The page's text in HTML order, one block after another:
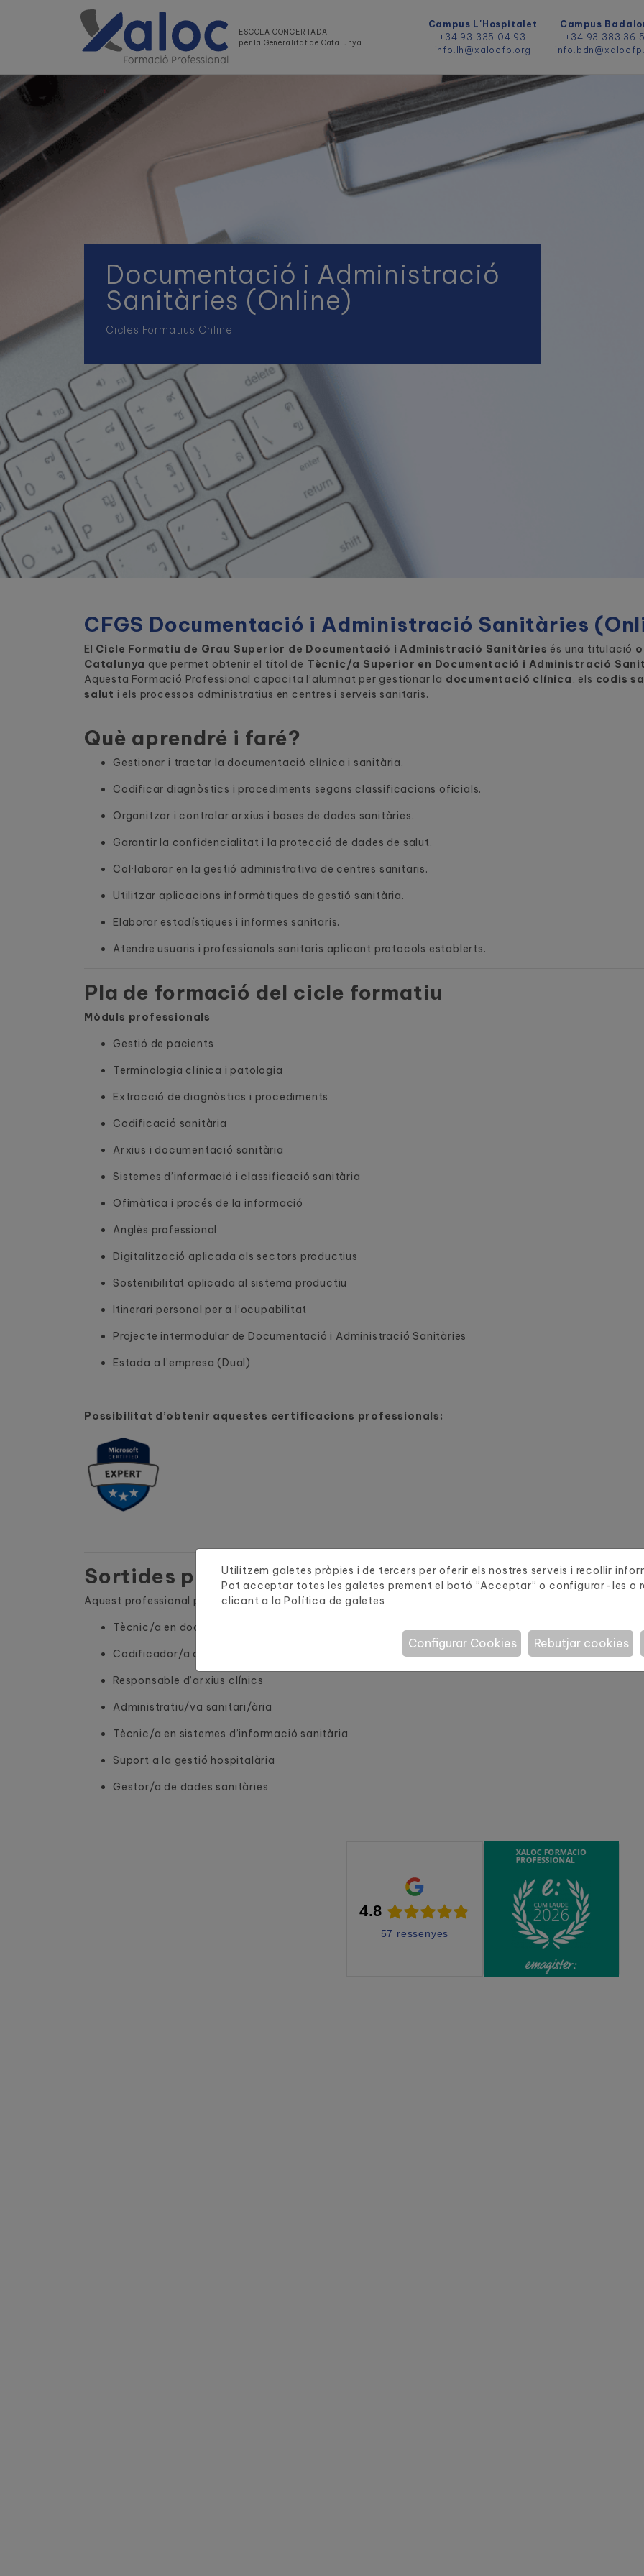
ESCOLA CONCERTADA
per la Generalitat de Catalunya
Campus L'Hospitalet
+34 93 335 04 93
info.lh@xalocfp.org
Campus
+34 93 383 36
Documentació i Administració
Sanitàries (Online)
Cicles Formatius Online
CFGS Documentació i Administració Sanitàries
El Cicle Formatiu de Grau Superior de Documentació i Administració Sanitàries és una titulació
Catalunya que permet obtenir el títol de Tècnic/a Superior en Documentació i Administració
Aquesta Formació Professional capacita l’alumnat per gestionar la documentació clínica , els codis
salut i els processos administratius en centres i serveis sanitaris.
Què aprendré i faré?
Gestionar i tractar la documentació clínica i sanitària.
Codificar diagnòstics i procediments segons classificacions oficials.
Organitzar i controlar arxius i bases de dades sanitàries.
Garantir la confidencialitat i la protecció de dades de salut.
Col·laborar en la gestió administrativa de centres sanitaris.
Utilitzar aplicacions informàtiques de gestió sanitària.
Elaborar estadístiques i informes sanitaris.
Atendre usuaris i professionals sanitaris aplicant protocols establerts.
Pla de formació del cicle formatiu
Mòduls professionals
Gestió de pacients
Terminologia clínica i patologia
Extracció de diagnòstics i procediments
Codificació sanitària
Arxius i documentació sanitària
Sistemes d’informació i classificació sanitària
Ofimàtica i procés de la informació
Anglès professional
Digitalització aplicada als sectors productius
Sostenibilitat aplicada al sistema productiu
Itinerari personal per a l’ocupabilitat
Projecte intermodular de Documentació i Administració Sanitàries
Estada a l’empresa (Dual)
Possibilitat d’obtenir aquestes certificacions professionals:
Sortides professionals
Aquest professional pot exercir la seva activitat en centres sanitaris públics i privats:
Tècnic/a en documentació sanitària
Codificador/a clínic/a
Responsable d’arxius clínics
Administratiu/va sanitari/ària
Tècnic/a en sistemes d’informació sanitària
Suport a la gestió hospitalària
Gestor/a de dades sanitàries
4.8
57 ressenyes
Utilitzem galetes pròpies i de tercers per oferir els nostres serveis i recollir
Pot acceptar totes les galetes prement el botó ”Acceptar” o configurar-les o
clicant a laPolítica de galetes
Rebutjar cookies
Configurar Cookies